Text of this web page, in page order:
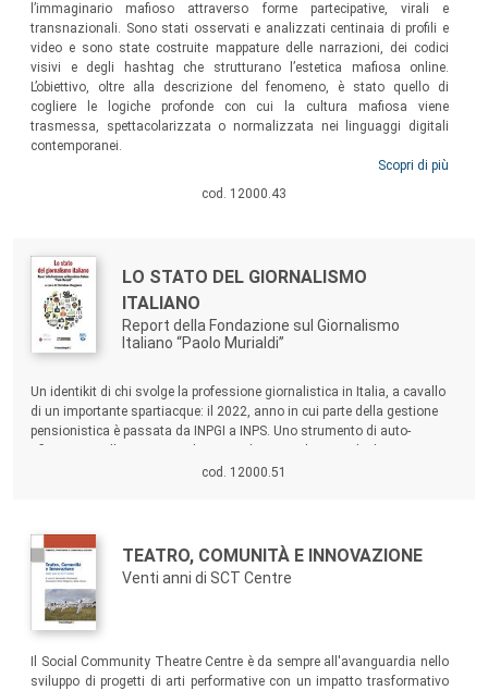
l’immaginario mafioso attraverso forme partecipative, virali e
transnazionali. Sono stati osservati e analizzati centinaia di profili e
video e sono state costruite mappature delle narrazioni, dei codici
visivi e degli hashtag che strutturano l’estetica mafiosa online.
L’obiettivo, oltre alla descrizione del fenomeno, è stato quello di
cogliere le logiche profonde con cui la cultura mafiosa viene
trasmessa, spettacolarizzata o normalizzata nei linguaggi digitali
contemporanei.
Scopri di più
cod. 12000.43
Autori:
Titolo:
LO STATO DEL GIORNALISMO
ITALIANO
Report della Fondazione sul Giornalismo
Italiano “Paolo Murialdi”
Un identikit di chi svolge la professione giornalistica in Italia, a cavallo
di un importante spartiacque: il 2022, anno in cui parte della gestione
pensionistica è passata da INPGI a INPS. Uno strumento di auto-
rappresentano, chiama il sistema-Paese alle sue responsabilità e traccia
cod. 12000.51
Autori:
Titolo:
TEATRO, COMUNITÀ E INNOVAZIONE
Venti anni di SCT Centre
Il Social Community Theatre Centre è da sempre all'avanguardia nello
sviluppo di progetti di arti performative con un impatto trasformativo